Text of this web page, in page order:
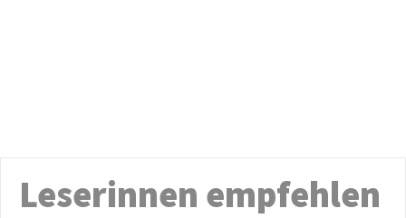
Leserinnen empfehlen